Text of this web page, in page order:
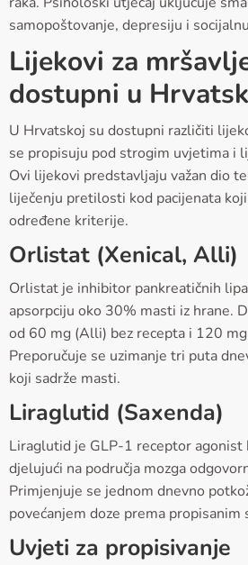
samopoštovanje, depresiju i
Lijekovi za
dostupni u
U Hrvatskoj su dostupni različiti
se propisuju pod strogim uvjetima i
Ovi lijekovi predstavljaju važan dio
liječenju pretilosti kod pacijenata
određene kriterije.
Orlistat (Xenical, Alli)
Orlistat je inhibitor pankreatičnih
apsorpciju oko 30% masti iz hrane.
od 60 mg (Alli) bez recepta i 120
Preporučuje se uzimanje tri puta
koji sadrže masti.
Liraglutid (Saxenda)
Liraglutid je GLP-1 receptor
djelujući na područja mozga
Primjenjuje se jednom dnevno
povećanjem doze prema propisanim
Uvjeti za propisivanje